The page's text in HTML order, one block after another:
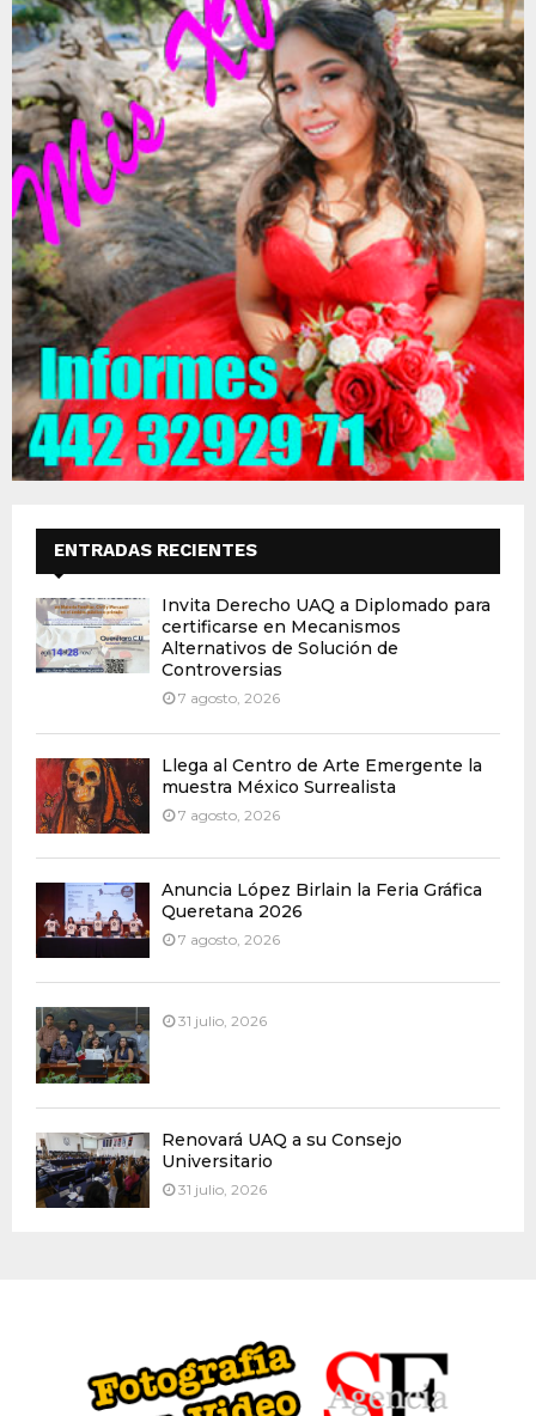
ENTRADAS RECIENTES
Invita Derecho UAQ a Diplomado para
certificarse en Mecanismos
Alternativos de Solución de
Controversias
7 agosto, 2026
Llega al Centro de Arte Emergente la
muestra México Surrealista
7 agosto, 2026
Anuncia López Birlain la Feria Gráfica
Queretana 2026
7 agosto, 2026
31 julio, 2026
Renovará UAQ a su Consejo
Universitario
31 julio, 2026